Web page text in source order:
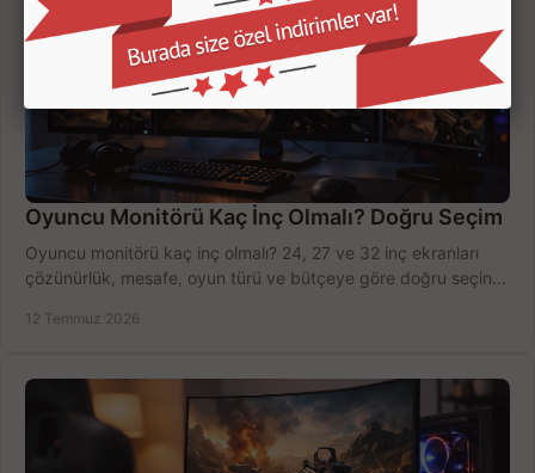
Oyuncu Monitörü Kaç İnç Olmalı? Doğru Seçim
Oyuncu monitörü kaç inç olmalı? 24, 27 ve 32 inç ekranları
çözünürlük, mesafe, oyun türü ve bütçeye göre doğru seçin,
12 Temmuz 2026